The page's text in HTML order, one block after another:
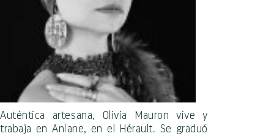
Auténtica artesana, Olivia Mauron vive y
trabaja en Aniane, en el Hérault. Se graduó